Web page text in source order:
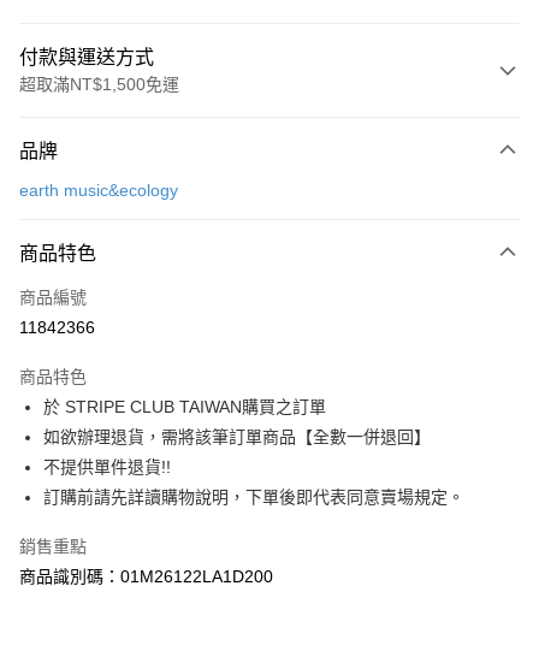
付款與運送方式
超取滿NT$1,500免運
信用卡一次付款
3 期 0 利率 每期
合作金庫商業銀行
上海商業儲蓄銀行
臺灣中小企業銀行
匯豐（台灣）商業銀行
華泰商業銀行
聯邦商業銀行
遠東國際商業銀行
元大商業銀行
玉山商業銀行
星展（台灣）商業銀行
台灣樂天信用卡公司
超商取貨付款
LINE Pay
Apple Pay
街口支付
悠遊付
大哥付你分期
相關說明
品牌
earth music&ecology
商品特色
商品編號
11842366
商品特色
於 STRIPE CLUB TAIWAN購買之訂單
如欲辦理退貨，需將該筆訂單商品【全數一併退回】
不提供單件退貨!!
訂購前請先詳讀購物說明，下單後即代表同意賣場規定。
銷售重點
商品識別碼：01M26122LA1D200